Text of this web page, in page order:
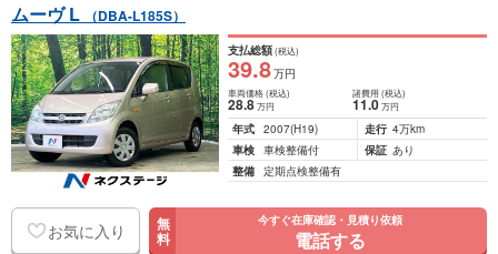
ムーヴ L （DBA-L185S）
支払総額(税込)
39.8万円
車両価格(税込)
28.8万円
諸費用 (税込)
11.0 万円
年式 2007(H19) 走行 4万km
車検 車検整備付 保証 あり
整備 定期点検整備有
お気に入り 無
料
今すぐ在庫確認・見積り依頼
電話する